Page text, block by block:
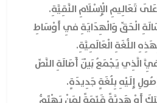
تَعَالِيمِ الْإِسْلَامِ النَّقِيَّةِ.
الْحَقِّ وَالْهِدَايَةِ فِي أَوْسَاطِ
اللُّغَةِ الْعَالَمِيَّةِ.
الَّذِي يَجْمَعُ بَيْنَ أَصَالَةِ النَّصِّ
إِلَيْهِ بِلُغَةٍ جَدِيدَةٍ.